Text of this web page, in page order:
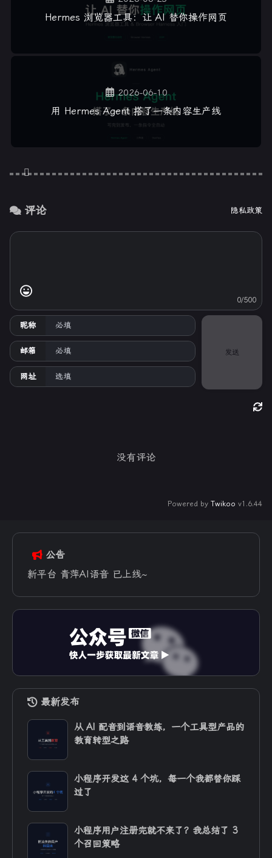
Hermes 浏览器工具：让 AI 替你操作网页
2026-06-10
用 Hermes Agent 搭了一条内容生产线
评论 隐私政策
昵称
邮箱
网址
0/500
发送
没有评论
Powered by Twikoo v1.6.44
公告
新平台 青萍AI语音 已上线~
最新发布
从 AI 配音到语音教练，一个工具型产品的
教育转型之路
小程序开发这 4 个坑，每一个我都替你踩
过了
小程序用户注册完就不来了？我总结了 3
个召回策略